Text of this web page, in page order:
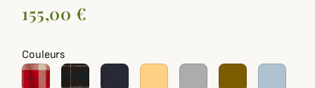
155,00 €
Couleurs